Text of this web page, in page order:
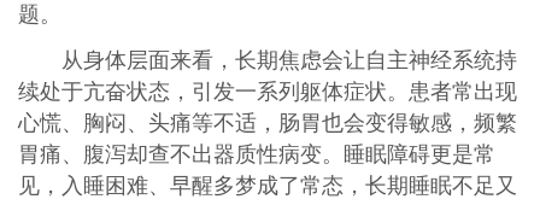
题。
从身体层面来看，长期焦虑会让自主神经系统持
续处于亢奋状态，引发一系列躯体症状。患者常出现
心慌、胸闷、头痛等不适，肠胃也会变得敏感，频繁
胃痛、腹泻却查不出器质性病变。睡眠障碍更是常
见，入睡困难、早醒多梦成了常态，长期睡眠不足又